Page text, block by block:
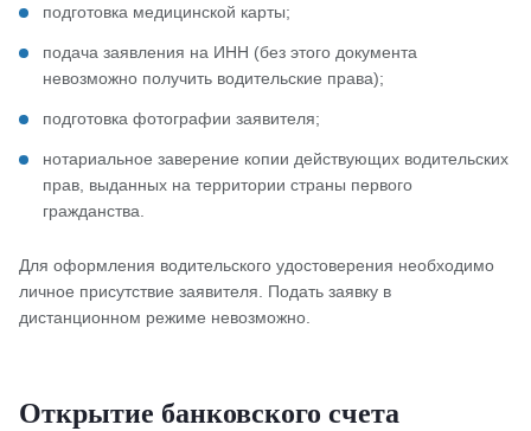
подготовка медицинской карты;
подача заявления на ИНН (без этого документа
невозможно получить водительские права);
подготовка фотографии заявителя;
нотариальное заверение копии действующих водительских
прав, выданных на территории страны первого
гражданства.
Для оформления водительского удостоверения необходимо
личное присутствие заявителя. Подать заявку в
дистанционном режиме невозможно.
Открытие банковского счета